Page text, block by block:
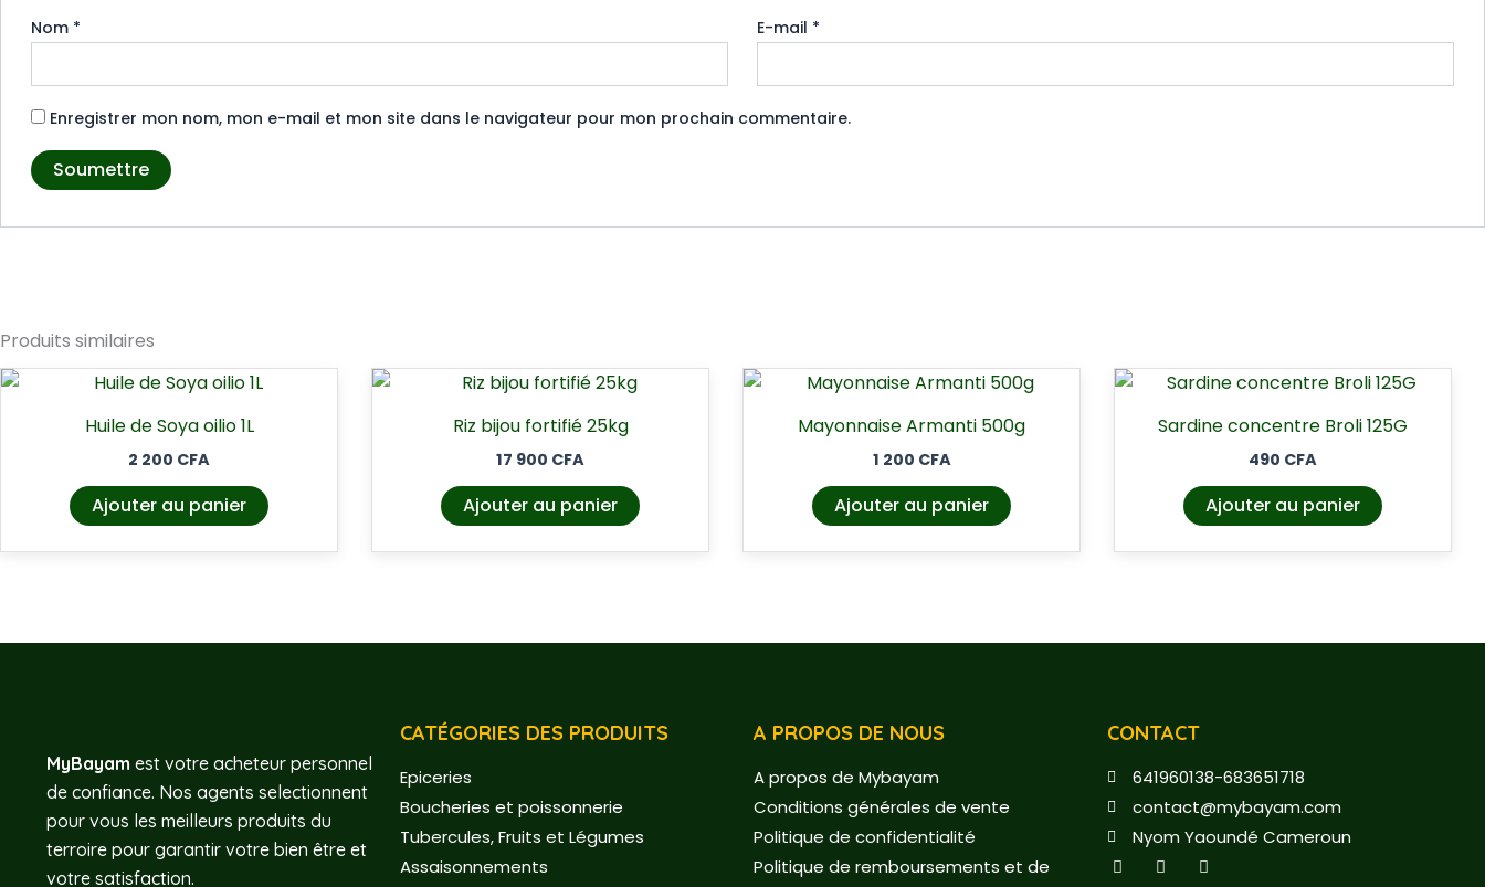
Nom * E-mail *
Enregistrer mon nom, mon e-mail et mon site dans le navigateur pour mon prochain commentaire.
Produits similaires
Huile de Soya oilio 1L
2 200 CFA
Ajouter au panier
Riz bijou fortifié 25kg
17 900 CFA
Ajouter au panier
Mayonnaise Armanti 500g
1 200 CFA
Ajouter au panier
Sardine concentre Broli 125G
490 CFA
Ajouter au panier
MyBayam est votre acheteur personnel
de confiance. Nos agents selectionnent
pour vous les meilleurs produits du
terroire pour garantir votre bien être et
votre satisfaction.
CATÉGORIES DES PRODUITS
Epiceries
Boucheries et poissonnerie
Tubercules, Fruits et Légumes
Assaisonnements
A PROPOS DE NOUS
A propos de Mybayam
Conditions générales de vente
Politique de confidentialité
Politique de remboursements et de
CONTACT
641960138-683651718
contact@mybayam.com
Nyom Yaoundé Cameroun
F
a
T
w
Y
o